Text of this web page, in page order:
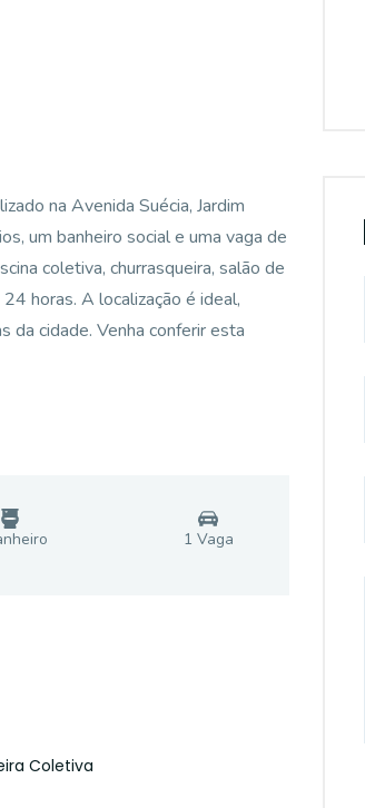
na Avenida Suécia, Jardim
um banheiro social e uma vaga de
coletiva, churrasqueira, salão de
horas. A localização é ideal,
da cidade. Venha conferir esta
1 Vaga
Coletiva